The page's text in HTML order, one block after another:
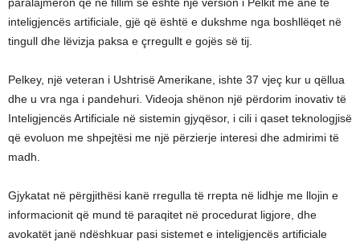
inteligjencës artificiale, gjë që është e dukshme nga boshllëqet në
tingull dhe lëvizja paksa e çrregullt e gojës së tij.
Pelkey, një veteran i Ushtrisë Amerikane, ishte 37 vjeç kur u qëllua
dhe u vra nga i pandehuri. Videoja shënon një përdorim inovativ të
Inteligjencës Artificiale në sistemin gjyqësor, i cili i qaset teknologjisë
që evoluon me shpejtësi me një përzierje interesi dhe admirimi të
madh.
Gjykatat në përgjithësi kanë rregulla të rrepta në lidhje me llojin e
informacionit që mund të paraqitet në procedurat ligjore, dhe
avokatët janë ndëshkuar pasi sistemet e inteligjencës artificiale